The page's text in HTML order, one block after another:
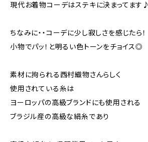
現代お着物コーデはステキに決まってます♪
ちなみに・・コーデに少し寂しさを感じたら！
小物でパッ！と明るい色トーンをチョイス◎
素材に拘られる西村織物さんらしく
使用されている糸は
ヨーロッパの高級ブランドにも使用される
ブラジル産の高級な絹糸であり